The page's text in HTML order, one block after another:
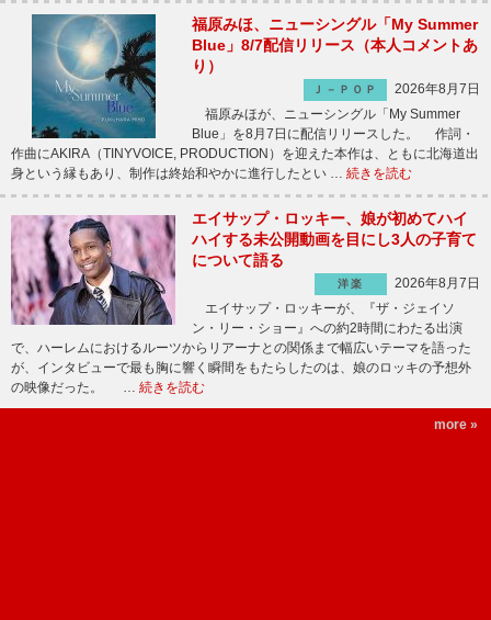
福原みほ、ニューシングル「My Summer
Blue」8/7配信リリース（本人コメントあ
り）
Ｊ－ＰＯＰ
2026年8月7日
福原みほが、ニューシングル「My Summer
Blue」を8月7日に配信リリースした。 作詞・
作曲にAKIRA（TINYVOICE, PRODUCTION）を迎えた本作は、ともに北海道出
身という縁もあり、制作は終始和やかに進行したとい … 続きを読む
エイサップ・ロッキー、娘が初めてハイ
ハイする未公開動画を目にし3人の子育て
について語る
洋楽
2026年8月7日
エイサップ・ロッキーが、『ザ・ジェイソ
ン・リー・ショー』への約2時間にわたる出演
で、ハーレムにおけるルーツからリアーナとの関係まで幅広いテーマを語った
が、インタビューで最も胸に響く瞬間をもたらしたのは、娘のロッキの予想外
の映像だった。 … 続きを読む
more »